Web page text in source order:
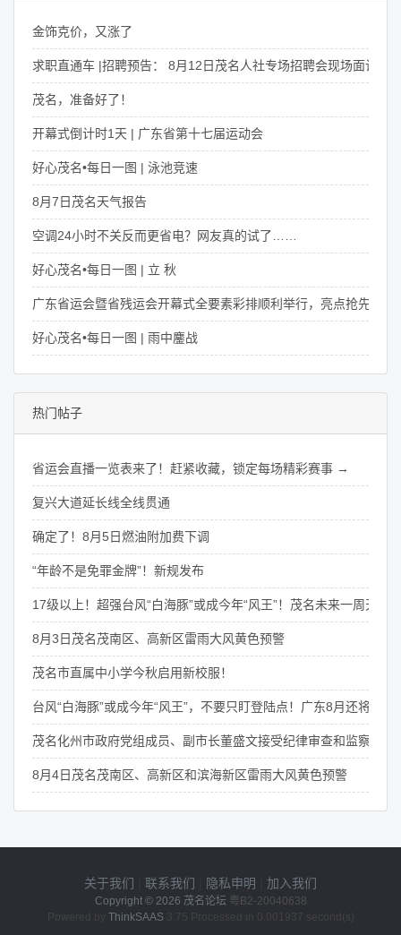
金饰克价，又涨了
求职直通车 |招聘预告： 8月12日茂名人社专场招聘会现场面试+
茂名，准备好了！
开幕式倒计时1天 | 广东省第十七届运动会
好心茂名•每日一图 | 泳池竞速
8月7日茂名天气报告
空调24小时不关反而更省电？网友真的试了……
好心茂名•每日一图 | 立 秋
广东省运会暨省残运会开幕式全要素彩排顺利举行，亮点抢先看！
好心茂名•每日一图 | 雨中鏖战
热门帖子
省运会直播一览表来了！赶紧收藏，锁定每场精彩赛事 →
复兴大道延长线全线贯通
确定了！8月5日燃油附加费下调
“年龄不是免罪金牌”！新规发布
17级以上！超强台风“白海豚”或成今年“风王”！茂名未来一周天气
8月3日茂名茂南区、高新区雷雨大风黄色预警
茂名市直属中小学今秋启用新校服！
台风“白海豚”或成今年“风王”，不要只盯登陆点！广东8月还将有4
茂名化州市政府党组成员、副市长董盛文接受纪律审查和监察调查
8月4日茂名茂南区、高新区和滨海新区雷雨大风黄色预警
关于我们 联系我们 隐私申明 加入我们
Copyright © 2026 茂名论坛 粤B2-20040638
Powered by ThinkSAAS3.75 Processed in 0.001937 second(s)